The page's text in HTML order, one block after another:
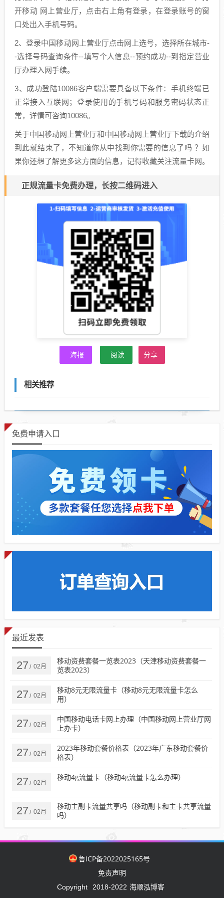
开移动 网上营业厅，点击右上角有登录，在登录账号的窗
口处出入手机号码。
2、登录中国移动网上营业厅点击网上选号，选择所在城市-
-选择号码查询条件--填写个人信息--预约成功--到指定营业
厅办理入网手续。
3、成功登陆10086客户端需要具备以下条件：手机终端已
正常接入互联网；登录使用的手机号码和服务密码状态正
常，详情可咨询10086。
关于中国移动网上营业厅和中国移动网上营业厅下载的介绍
到此就结束了，不知道你从中找到你需要的信息了吗 ？如
果你还想了解更多这方面的信息，记得收藏关注流量卡网。
正规流量卡免费办理，长按二维码进入
海报 阅读 分享
相关推荐
免费申请入口
最近发表
27 / 02月
移动资费套餐一览表2023（天津移动资费套餐一
览表2023）
27 / 02月
移动8元无限流量卡（移动8元无限流量卡怎么
用）
27 / 02月
中国移动电话卡网上办理（中国移动网上营业厅网
上办卡）
27 / 02月
2023年移动套餐价格表（2023年广东移动套餐价
格表）
27 / 02月
移动4g流量卡（移动4g流量卡怎么办理）
27 / 02月
移动主副卡流量共享吗（移动副卡和主卡共享流量
吗）
鲁ICP备2022025165号
免责声明
Copyright 2018-2022 海顺泓博客